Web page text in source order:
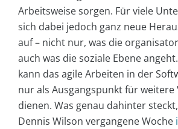
Arbeitsweise sorgen. Für viele
sich dabei jedoch ganz neue
auf – nicht nur, was die
auch was die soziale Ebene
kann das agile Arbeiten in der
nur als Ausgangspunkt für weitere
dienen. Was genau dahinter
Dennis Wilson vergangene Woche